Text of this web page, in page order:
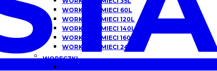
WORKI NA ŚMIECI 60L
WORKI NA ŚMIECI 120L
WORKI NA ŚMIECI 140L
WORKI NA ŚMIECI 160L
WORKI NA ŚMIECI 240L
WORECZKI